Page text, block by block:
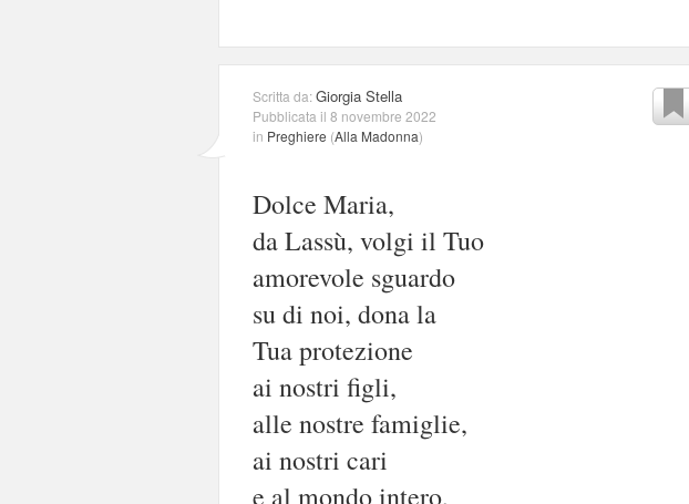
Scritta da:Giorgia Stella
Pubblicata il 8 novembre 2022
in Preghiere (Alla Madonna)
Dolce Maria,
da Lassù, volgi il Tuo
amorevole sguardo
su di noi, dona la
Tua protezione
ai nostri figli,
alle nostre famiglie,
ai nostri cari
e al mondo intero,